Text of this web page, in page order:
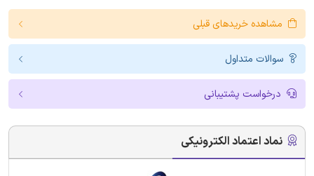
مشاهده خریدهای قبلی
سوالات متداول
درخواست پشتیبانی
نماد اعتماد الکترونیکی